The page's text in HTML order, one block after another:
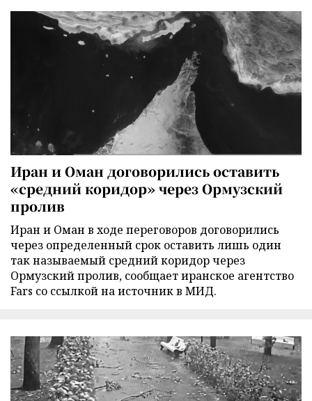
Иран и Оман договорились оставить
«средний коридор» через Ормузский
пролив
Иран и Оман в ходе переговоров договорились
через определенный срок оставить лишь один
так называемый средний коридор через
Ормузский пролив, сообщает иранское агентство
Fars со ссылкой на источник в МИД.